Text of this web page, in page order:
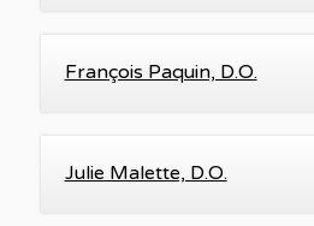
François Paquin, D.O.
Julie Malette, D.O.